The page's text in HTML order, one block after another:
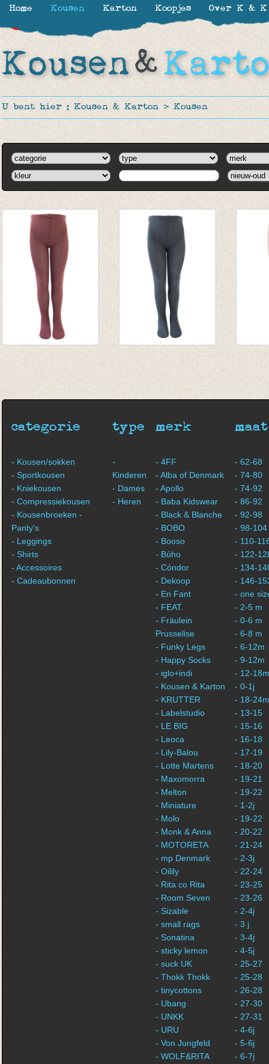
U bent hier : Kousen & Karton > Kousen
categorie
- Kousen/sokken
- Sportkousen
- Kniekousen
- Compressiekousen
- Kousenbroeken -
Panty's
- Leggings
- Shirts
- Accessoires
- Cadeaubonnen
type
-
Kinderen
- Dames
- Heren
merk
- 4FF
- Alba of Denmark
- Apollo
- Baba Kidswear
- Black & Blanche
- BOBO
- Booso
- Búho
- Cóndor
- Dekoop
- En Fant
- FEAT.
- Fräulein
Prusselise
- Funky Legs
- Happy Socks
- iglo+indi
- Kousen & Karton
- KRUTTER
- Labelstudio
- LE BIG
- Leoca
- Lily-Balou
- Lotte Martens
- Maxomorra
- Melton
- Miniature
- Molo
- Monk & Anna
- MOTORETA
- mp Denmark
- Oilily
- Rita co Rita
- Room Seven
- Sizable
- small rags
- Sonatina
- sticky lemon
- suck UK
- Thokk Thokk
- tinycottons
- Ubang
- UNKK
- URU
- Von Jungfeld
- WOLF&RITA
maat
- 62-68
- 74-80
- 74-92
- 86-92
- 92-98
- 98-104
- 110-
- 122-
- 134-
- 146-
- one
- 2-5 m
- 0-6 m
- 6-8 m
- 6-12m
- 9-12m
- 12-18m
- 0-1j
- 18-24m
- 13-15
- 15-16
- 16-18
- 17-19
- 18-20
- 19-21
- 19-22
- 1-2j
- 19-22
- 20-22
- 21-24
- 2-3j
- 22-24
- 23-25
- 23-26
- 2-4j
- 3 j
- 3-4j
- 4-5j
- 25-27
- 25-28
- 26-28
- 27-30
- 27-31
- 4-6j
- 5-6j
- 6-7j
Home Kousen Karton Koopjes Over K & K